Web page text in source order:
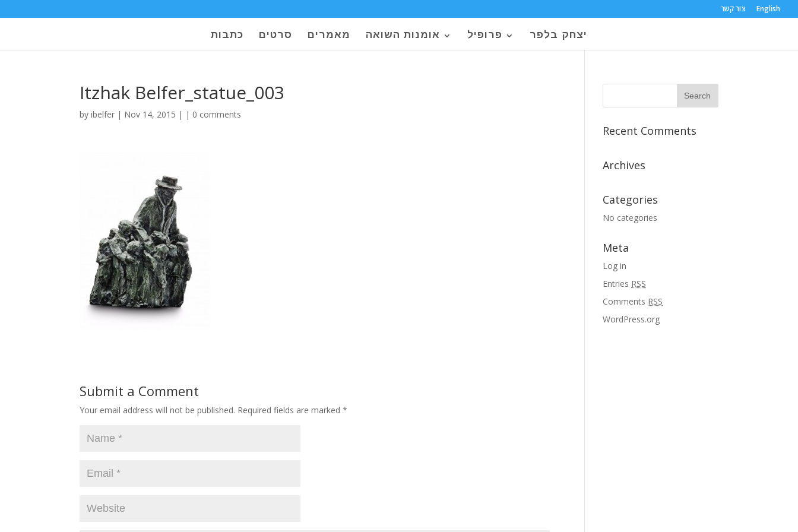
צור קשר English
כתבות סרטים מאמרים אומנות השואה פרופיל יצחק בלפר
Itzhak Belfer_statue_003
byibelfer | Nov 14, 2015 | | 0 comments
Submit a Comment
Your email address will not be published. Required fields are marked*
Recent Comments
Archives
Categories
No categories
Meta
Log in
Entries RSS
Comments RSS
WordPress.org